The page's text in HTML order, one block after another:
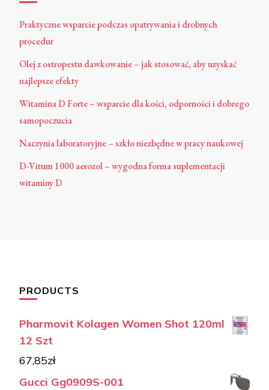
Praktyczne wsparcie podczas opatrywania i drobnych
procedur
Olej z ostropestu dawkowanie – jak stosować, aby uzyskać
najlepsze efekty
Witamina D Forte – wsparcie dla kości, odporności i dobrego
samopoczucia
Naczynia laboratoryjne – szkło niezbędne w pracy naukowej
D-Vitum 1000 aerozol – wygodna forma suplementacji
witaminy D
PRODUCTS
Pharmovit Kolagen Women Shot 120ml
12 Szt
67,85zł
Gucci Gg0909S-001